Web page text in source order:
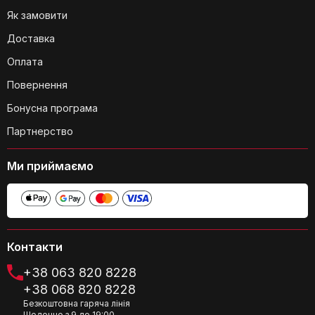
Чи є якісь особливості використання
функції відсотків?
Чи можу я використовувати ваги для
зважування рідких інгредієнтів?
Контакти
+38 063 820 8228
+38 068 820 8228
Безкоштовна гаряча лінія
Як замовити
Доставка
Оплата
Повернення
Бонусна програма
Партнерство
Ми приймаємо